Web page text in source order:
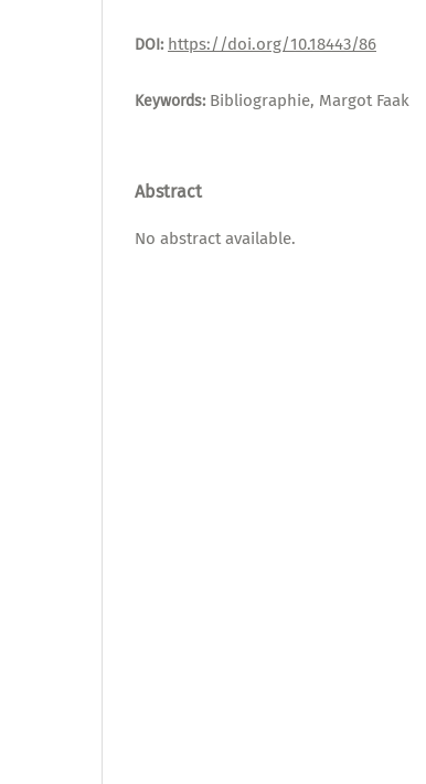
DOI: https://doi.org/10.18443/86
Keywords: Bibliographie, Margot Faak
Abstract
No abstract available.